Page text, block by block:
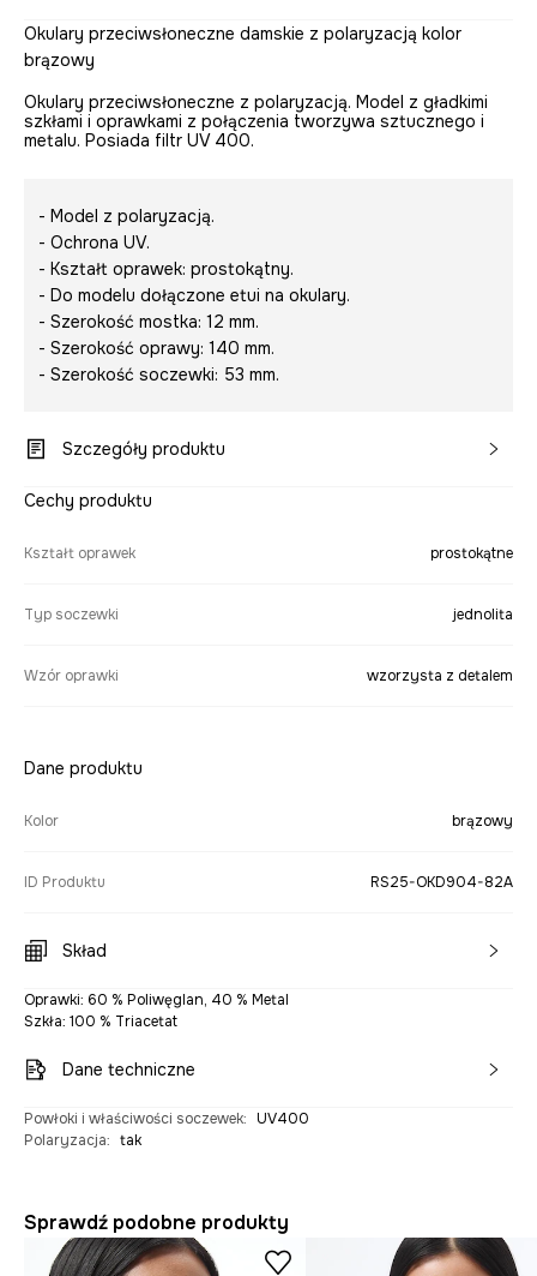
Okulary przeciwsłoneczne damskie z polaryzacją kolor
brązowy
Okulary przeciwsłoneczne z polaryzacją. Model z gładkimi
szkłami i oprawkami z połączenia tworzywa sztucznego i
metalu. Posiada filtr UV 400.
- Model z polaryzacją.
- Ochrona UV.
- Kształt oprawek: prostokątny.
- Do modelu dołączone etui na okulary.
- Szerokość mostka: 12 mm.
- Szerokość oprawy: 140 mm.
- Szerokość soczewki: 53 mm.
Szczegóły produktu
Cechy produktu
Kształt oprawek prostokątne
Typ soczewki jednolita
Wzór oprawki wzorzysta z detalem
Dane produktu
Kolor brązowy
ID Produktu RS25-OKD904-82A
Skład
Oprawki: 60 % Poliwęglan, 40 % Metal
Szkła: 100 % Triacetat
Dane techniczne
Powłoki i właściwości soczewek: UV400
Polaryzacja: tak
Sprawdź podobne produkty